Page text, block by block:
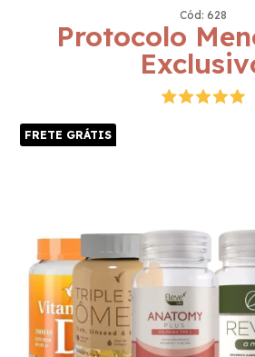
Cód: 628
Protocolo
FRETE GRÁTIS